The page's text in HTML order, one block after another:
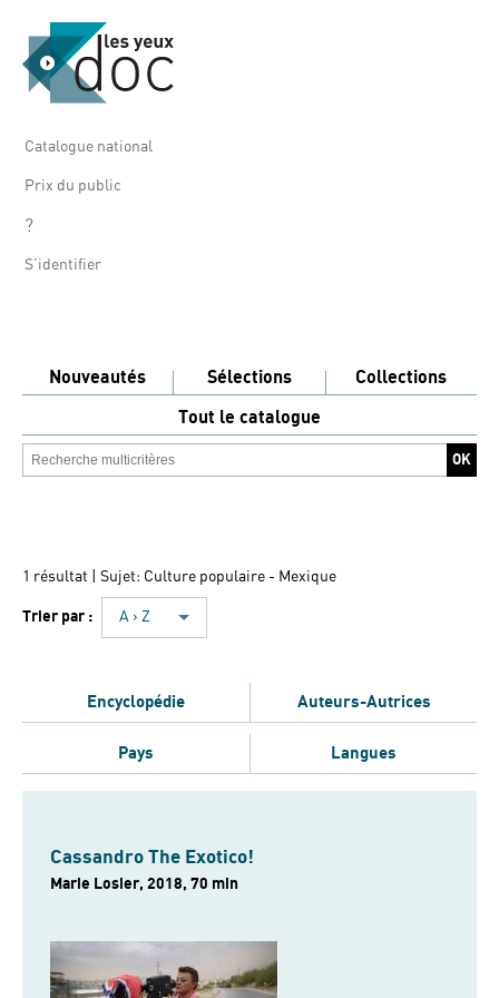
Catalogue national
Prix du public
?
S'identifier
Nouveautés Sélections
Collections
Tout le catalogue
1 résultat | Sujet: Culture populaire - Mexique
Trier par : A › Z
Encyclopédie Auteurs-Autrices
Pays Langues
Cassandro The Exotico!
Marie Losier, 2018, 70 min